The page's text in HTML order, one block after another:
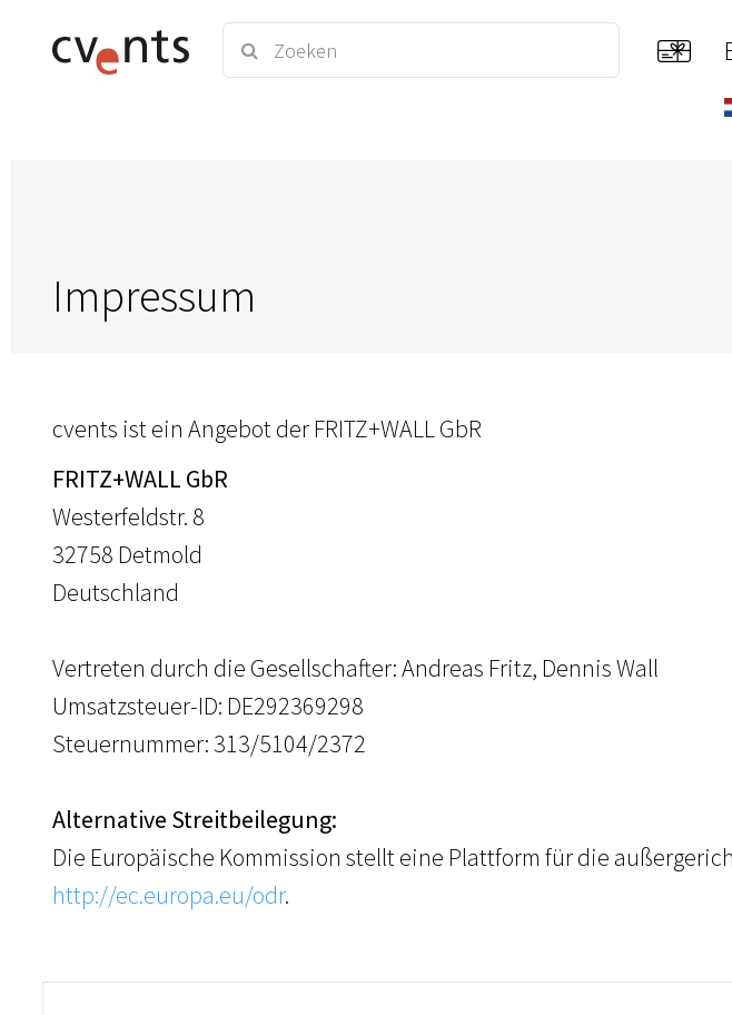
Impressum
cvents ist ein Angebot der FRITZ+WALL GbR
FRITZ+WALL GbR
Westerfeldstr. 8
32758 Detmold
Deutschland
Vertreten durch die Gesellschafter: Andreas Fritz, Dennis Wall
Umsatzsteuer-ID: DE292369298
Steuernummer: 313/5104/2372
Alternative Streitbeilegung:
Die Europäische Kommission stellt eine Plattform für die
http://ec.europa.eu/odr.